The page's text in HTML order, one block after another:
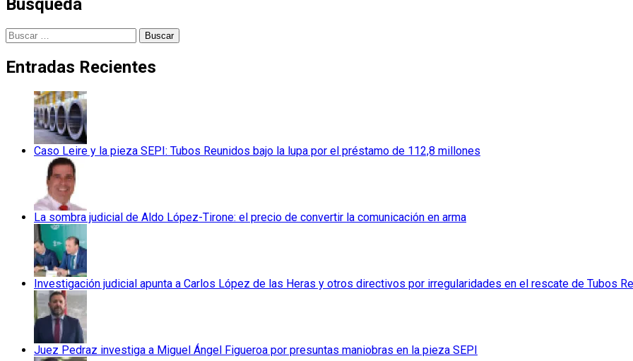
Busqueda
Buscar:
Entradas Recientes
Caso Leire y la pieza SEPI: Tubos Reunidos bajo la lupa por el préstamo de 112,8 millones
La sombra judicial de Aldo López-Tirone: el precio de convertir la comunicación en arma
Investigación judicial apunta a Carlos López de las Heras y otros directivos por irregularidades en el rescate de Tubos
Juez Pedraz investiga a Miguel Ángel Figueroa por presuntas maniobras en la pieza SEPI